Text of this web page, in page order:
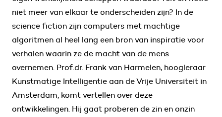
niet meer van elkaar te onderscheiden zijn? In de
science fiction zijn computers met machtige
algoritmen al heel lang een bron van inspiratie voor
verhalen waarin ze de macht van de mens
overnemen. Prof.dr. Frank van Harmelen, hoogleraar
Kunstmatige Intelligentie aan de Vrije Universiteit in
Amsterdam, komt vertellen over deze
ontwikkelingen. Hij gaat proberen de zin en onzin